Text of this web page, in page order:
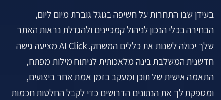
ניוזלטר
לתיאום שיחה ←
בעידן שבו התחרות על חשיפה בגוגל גוברת מיום ליום,
הבחירה בכלי הנכון לניהול קמפיינים ולהגדלת נראות האתר
שלך יכולה לשנות את כללים המשחק. AI Click מציעה גישה
חדשנית המשלבת בינה מלאכותית לניתוח מילות מפתח,
התאמה אישית של תוכן ומעקב בזמן אמת אחר ביצועים,
ומספקת לך את הנתונים הדרושים כדי לקבל החלטות חכמות